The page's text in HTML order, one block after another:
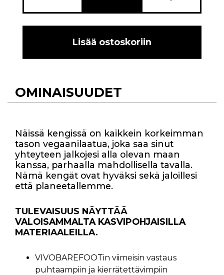
Lisää ostoskoriin
OMINAISUUDET
Näissä kengissä on kaikkein korkeimman
tason vegaanilaatua, joka saa sinut
yhteyteen jalkojesi alla olevan maan
kanssa, parhaalla mahdollisella tavalla.
Nämä kengät ovat hyväksi sekä jaloillesi
että planeetallemme.
TULEVAISUUS NÄYTTÄÄ
VALOISAMMALTA KASVIPOHJAISILLA
MATERIAALEILLA.
VIVOBAREFOOTin viimeisin vastaus
puhtaampiin ja kierrätettävimpiin